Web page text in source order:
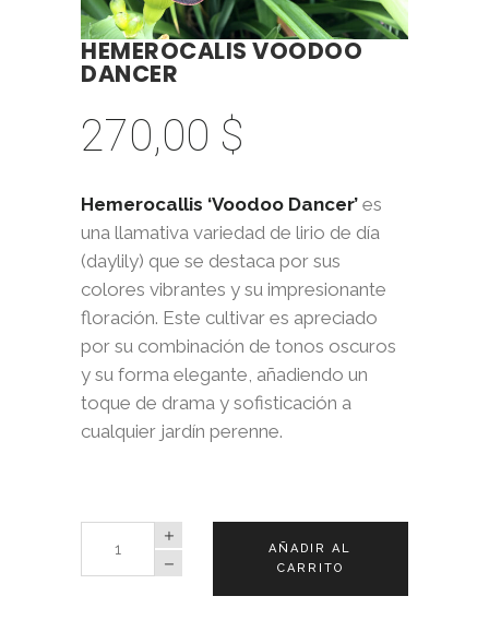
HEMEROCALIS VOODOO
DANCER
270,00 $
Hemerocallis ‘Voodoo Dancer’ es
una llamativa variedad de lirio de día
(daylily) que se destaca por sus
colores vibrantes y su impresionante
floración. Este cultivar es apreciado
por su combinación de tonos oscuros
y su forma elegante, añadiendo un
toque de drama y sofisticación a
cualquier jardín perenne.
Hemerocalis
AÑADIR AL
CARRITO